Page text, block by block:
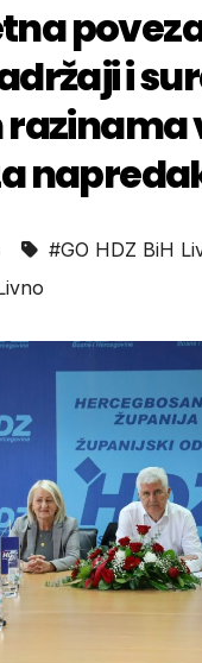
i
razinama
#GO HDZ BiH